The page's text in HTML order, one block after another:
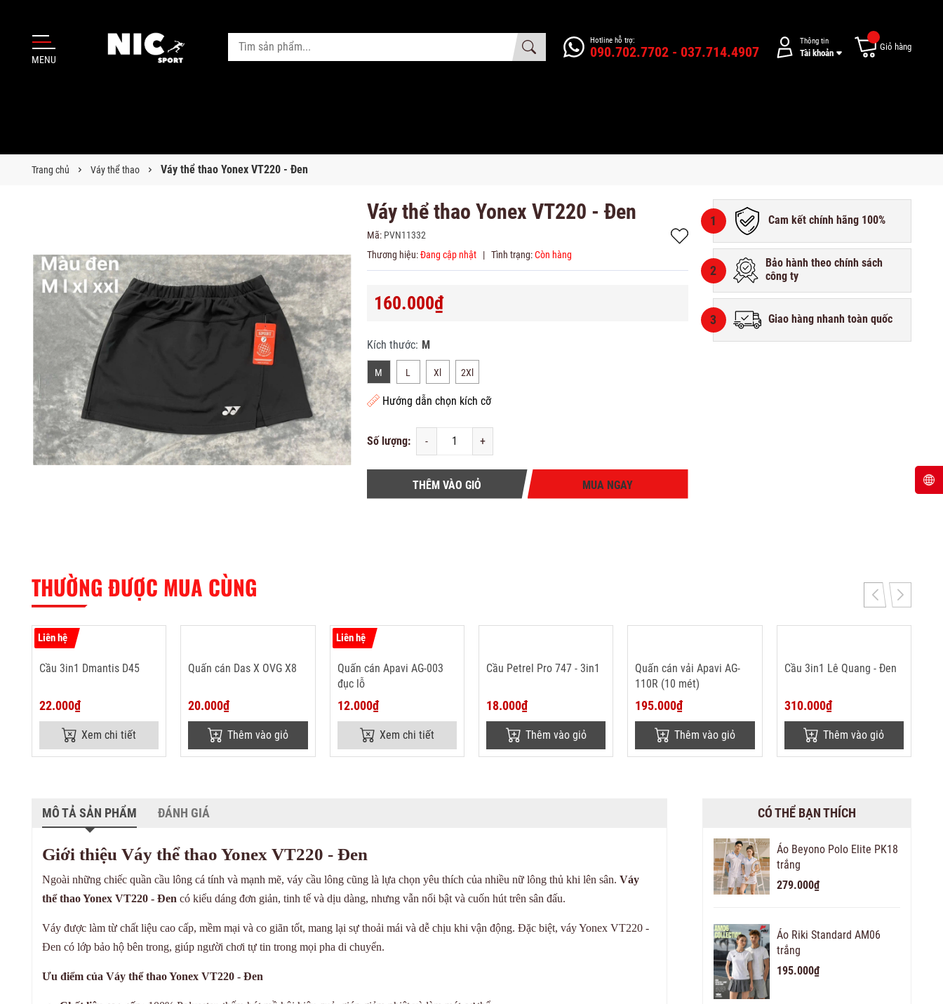
MENU
Hotline hỗ trợ:
090.702.7702 - 037.714.4907
Thông tin
Tài khoản
Giỏ hàng
Trang chủ Váy thể thao Váy thể thao Yonex VT220 - Đen
Váy thể thao Yonex VT220 - Đen
Mã: PVN11332
Thương hiệu: Đang cập nhật | Tình trạng: Còn hàng
160.000₫
Kích thước: M
M L Xl 2Xl
Hướng dẫn chọn kích cỡ
Số lượng: - +
THÊM VÀO GIỎ MUA NGAY
1 Cam kết chính hãng 100%
2
Bảo hành theo chính sách
công ty
3 Giao hàng nhanh toàn quốc
THƯỜNG ĐƯỢC MUA CÙNG
Liên hệ
Cầu 3in1 Dmantis D45
22.000₫
Xem chi tiết
Quấn cán Das X OVG X8
20.000₫
Thêm vào giỏ
Liên hệ
Quấn cán Apavi AG-003
đục lỗ
12.000₫
Xem chi tiết
Cầu Petrel Pro 747 - 3in1
18.000₫
Thêm vào giỏ
Quấn cán vải Apavi AG-
110R (10 mét)
195.000₫
Thêm vào giỏ
Cầu 3in1 Lê Quang - Đen
310.000₫
Thêm vào giỏ
MÔ TẢ SẢN PHẨM ĐÁNH GIÁ
Giới thiệu Váy thể thao Yonex VT220 - Đen
Ngoài những chiếc quần cầu lông cá tính và mạnh mẽ, váy cầu lông cũng là lựa chọn yêu thích của nhiều nữ lông thủ khi lên sân. Váy
thể thao Yonex VT220 - Đen có kiểu dáng đơn giản, tinh tế và dịu dàng, nhưng vẫn nổi bật và cuốn hút trên sân đấu.
Váy được làm từ chất liệu cao cấp, mềm mại và co giãn tốt, mang lại sự thoải mái và dễ chịu khi vận động. Đặc biệt, váy Yonex VT220 -
Đen có lớp bảo hộ bên trong, giúp người chơi tự tin trong mọi pha di chuyển.
Ưu điểm của Váy thể thao Yonex VT220 - Đen
CÓ THỂ BẠN THÍCH
Áo Beyono Polo Elite PK18
trắng
279.000₫
Áo Riki Standard AM06
trắng
195.000₫